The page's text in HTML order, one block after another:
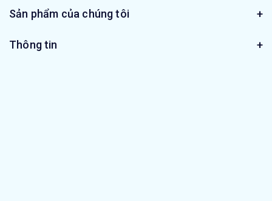
Sản phẩm của chúng tôi
Thông tin